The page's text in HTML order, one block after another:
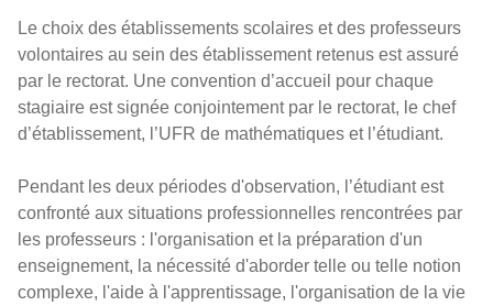
Le choix des établissements scolaires et des professeurs
volontaires au sein des établissement retenus est assuré
par le rectorat. Une convention d’accueil pour chaque
stagiaire est signée conjointement par le rectorat, le chef
d’établissement, l’UFR de mathématiques et l’étudiant.
Pendant les deux périodes d'observation, l’étudiant est
confronté aux situations professionnelles rencontrées par
les professeurs : l'organisation et la préparation d'un
enseignement, la nécessité d'aborder telle ou telle notion
complexe, l'aide à l'apprentissage, l'organisation de la vie